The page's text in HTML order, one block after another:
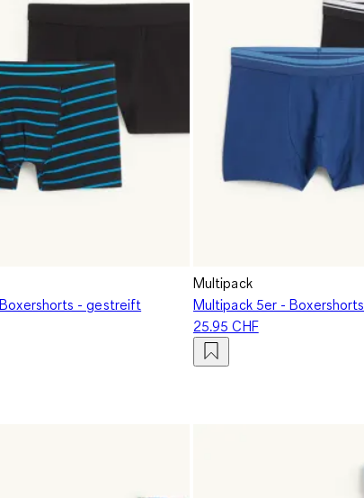
- gestreift
Multipack
Multipack 5er - Boxershorts
25.95 CHF